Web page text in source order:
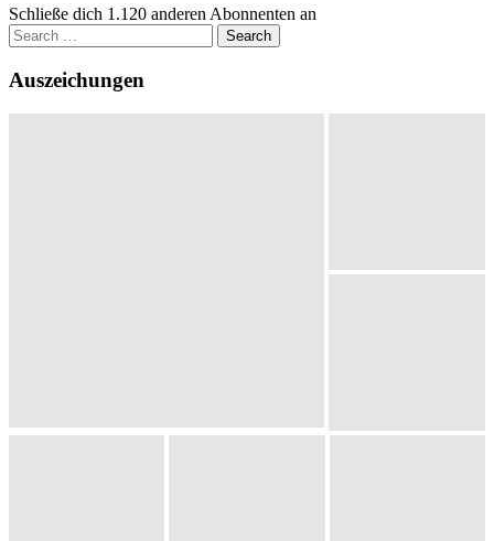
Schließe dich 1.120 anderen Abonnenten an
Search
for:
Auszeichungen